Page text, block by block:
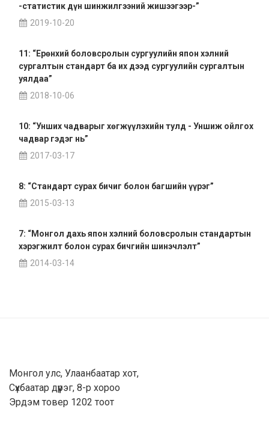
-статистик дүн шинжилгээний жишээгээр-”
2019-10-20
11: “Ерөнхий боловсролын сургуулийн япон хэлний
сургалтын стандарт ба их дээд сургуулийн сургалтын
уялдаа”
2018-10-06
10: “Унших чадварыг хөгжүүлэхийн тулд - Уншиж ойлгох
чадвар гэдэг нь”
2017-03-17
8: “Стандарт сурах бичиг болон багшийн үүрэг”
2015-03-13
7: “Монгол дахь япон хэлний боловсролын стандартын
хэрэгжилт болон сурах бичгийн шинэчлэлт”
2014-03-14
Монгол улс, Улаанбаатар хот,
Сүхбаатар дүүрэг, 8-р хороо
Эрдэм товер 1202 тоот